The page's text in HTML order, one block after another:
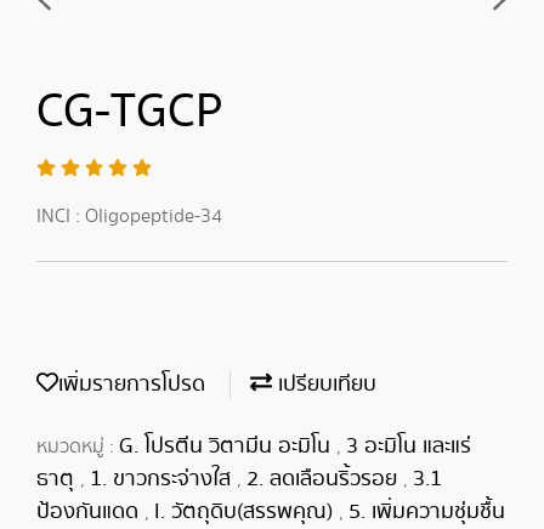
CG-TGCP
INCI : Oligopeptide-34
เพิ่มรายการโปรด เปรียบเทียบ
หมวดหมู่ : G. โปรตีน วิตามีน อะมิโน , 3 อะมิโน และแร่
ธาตุ , 1. ขาวกระจ่างใส , 2. ลดเลือนริ้วรอย , 3.1
ป้องกันแดด , I. วัตถุดิบ(สรรพคุณ) , 5. เพิ่มความชุ่มชื้น